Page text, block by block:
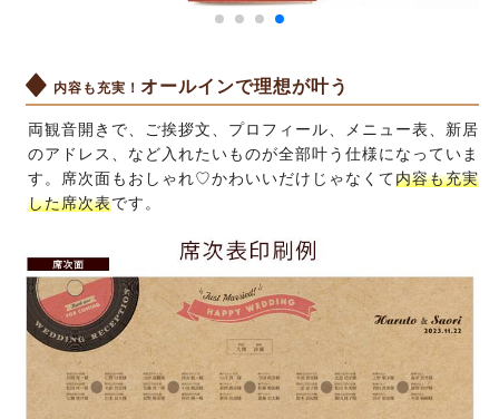
内容も充実！ オールインで理想が叶う
両観音開きで、ご挨拶文、プロフィール、メニュー表、新居
のアドレス、など入れたいものが全部叶う仕様になっていま
す。席次面もおしゃれ♡かわいいだけじゃなくて内容も充実
した席次表です。